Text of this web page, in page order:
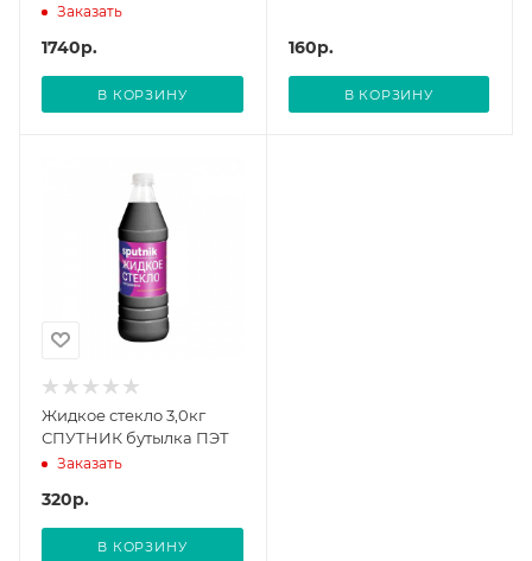
Заказать
1740р.
В КОРЗИНУ
160р.
В КОРЗИНУ
Жидкое стекло 3,0кг
СПУТНИК бутылка ПЭТ
Заказать
320р.
В КОРЗИНУ